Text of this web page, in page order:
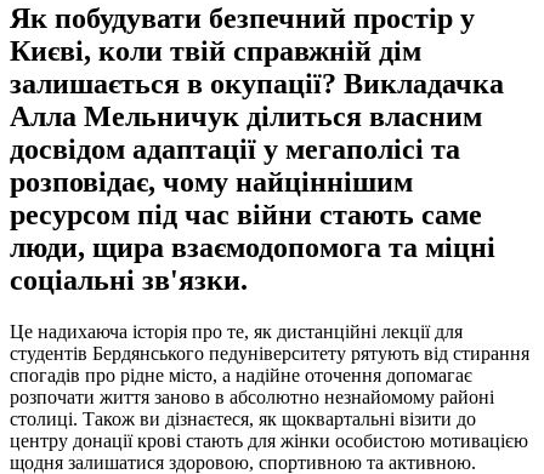
Як побудувати безпечний простір у
Києві, коли твій справжній дім
залишається в окупації? Викладачка
Алла Мельничук ділиться власним
досвідом адаптації у мегаполісі та
розповідає, чому найціннішим
ресурсом під час війни стають саме
люди, щира взаємодопомога та міцні
соціальні зв'язки.
Це надихаюча історія про те, як дистанційні лекції для
студентів Бердянського педуніверситету рятують від стирання
спогадів про рідне місто, а надійне оточення допомагає
розпочати життя заново в абсолютно незнайомому районі
столиці. Також ви дізнаєтеся, як щоквартальні візити до
центру донації крові стають для жінки особистою мотивацією
щодня залишатися здоровою, спортивною та активною.